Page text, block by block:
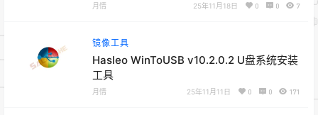
月情 25年11月18日 0 0 7
镜像工具
Hasleo WinToUSB v10.2.0.2 U盘系统安装
工具
月情 25年11月11日 0 0 171